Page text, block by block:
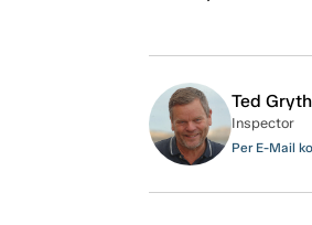
Ted Gryth
Inspector
Per E-Mail